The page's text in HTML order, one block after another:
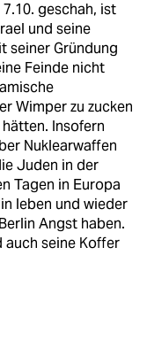
geschah, ist
und seine
seiner Gründung
Feinde nicht
Wimper zu zucken
Insofern
Nuklearwaffen
Juden in der
Tagen in Europa
leben und wieder
Angst haben.
auch seine Koffer